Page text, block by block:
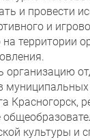
и провести
и
территории
Красногорск,
культуры и